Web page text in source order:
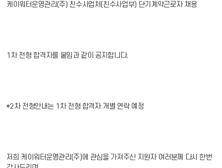
케이워터운영관리(주) 친수사업처(친수사업부) 단기계약근로자 채용
1차 전형 합격자를 붙임과 같이 공지합니다.
*2차 전형안내는 1차 전형 합격자 개별 연락 예정
저희 케이워터운영관리(주)에 관심을 가져주신 지원자 여러분께 다시 한번